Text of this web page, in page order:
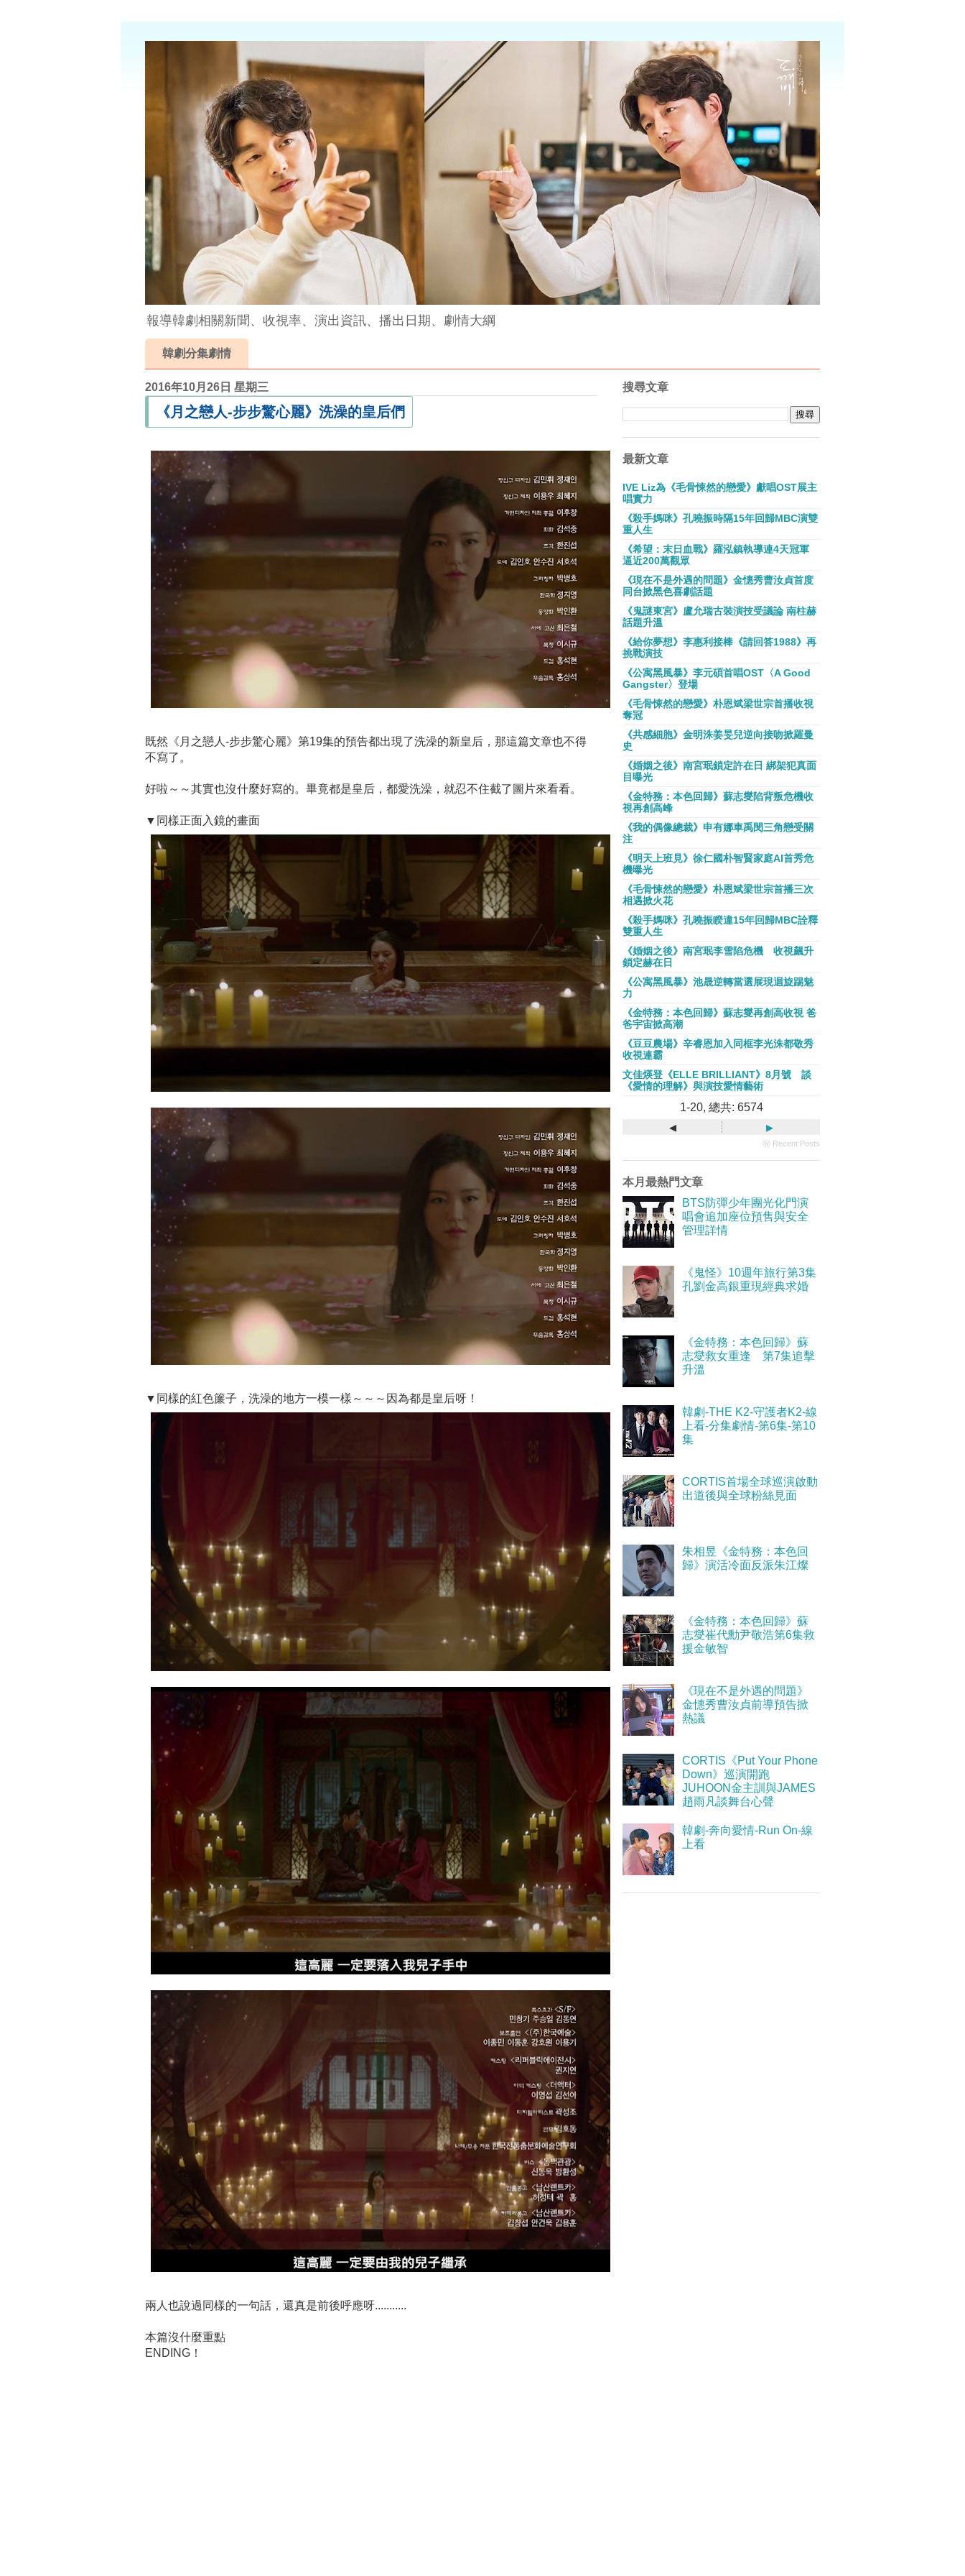
報導韓劇相關新聞、收視率、演出資訊、播出日期、劇情大綱
韓劇分集劇情
2016年10月26日 星期三
《月之戀人-步步驚心麗》洗澡的皇后們
既然《月之戀人-步步驚心麗》第19集的預告都出現了洗澡的新皇后，那這篇文章也不得
不寫了。
好啦～～其實也沒什麼好寫的。畢竟都是皇后，都愛洗澡，就忍不住截了圖片來看看。
▼同樣正面入鏡的畫面
▼同樣的紅色簾子，洗澡的地方一模一樣～～～因為都是皇后呀！
兩人也說過同樣的一句話，還真是前後呼應呀...........
本篇沒什麼重點
ENDING！
搜尋文章
最新文章
IVE Liz為《毛骨悚然的戀愛》獻唱OST展主
唱實力
《殺手媽咪》孔曉振時隔15年回歸MBC演雙
重人生
《希望：末日血戰》羅泓鎮執導連4天冠軍
逼近200萬觀眾
《現在不是外遇的問題》金憓秀曹汝貞首度
同台掀黑色喜劇話題
《鬼謎東宮》盧允瑞古裝演技受議論 南柱赫
話題升溫
《給你夢想》李惠利接棒《請回答1988》再
挑戰演技
《公寓黑風暴》李元碩首唱OST〈A Good
Gangster〉登場
《毛骨悚然的戀愛》朴恩斌梁世宗首播收視
奪冠
《共感細胞》金明洙姜旻兒逆向接吻掀羅曼
史
《婚姻之後》南宮珉鎖定許在日 綁架犯真面
目曝光
《金特務：本色回歸》蘇志燮陷背叛危機收
視再創高峰
《我的偶像總裁》申有娜車禹閔三角戀受關
注
《明天上班見》徐仁國朴智賢家庭AI首秀危
機曝光
《毛骨悚然的戀愛》朴恩斌梁世宗首播三次
相遇掀火花
《殺手媽咪》孔曉振睽違15年回歸MBC詮釋
雙重人生
《婚姻之後》南宮珉李雪陷危機 收視飆升
鎖定赫在日
《公寓黑風暴》池晟逆轉當選展現迴旋踢魅
力
《金特務：本色回歸》蘇志燮再創高收視 爸
爸宇宙掀高潮
《豆豆農場》辛睿恩加入同框李光洙都敬秀
收視連霸
文佳煐登《ELLE BRILLIANT》8月號 談
《愛情的理解》與演技愛情藝術
1-20, 總共: 6574
◂ ▸
ⓦ Recent Posts
本月最熱門文章
BTS防彈少年團光化門演
唱會追加座位預售與安全
管理詳情
《鬼怪》10週年旅行第3集
孔劉金高銀重現經典求婚
《金特務：本色回歸》蘇
志燮救女重逢 第7集追擊
升溫
韓劇-THE K2-守護者K2-線
上看-分集劇情-第6集-第10
集
CORTIS首場全球巡演啟動
出道後與全球粉絲見面
朱相昱《金特務：本色回
歸》演活冷面反派朱江燦
《金特務：本色回歸》蘇
志燮崔代勳尹敬浩第6集救
援金敏智
《現在不是外遇的問題》
金憓秀曹汝貞前導預告掀
熱議
CORTIS《Put Your Phone
Down》巡演開跑
JUHOON金主訓與JAMES
趙雨凡談舞台心聲
韓劇-奔向愛情-Run On-線
上看